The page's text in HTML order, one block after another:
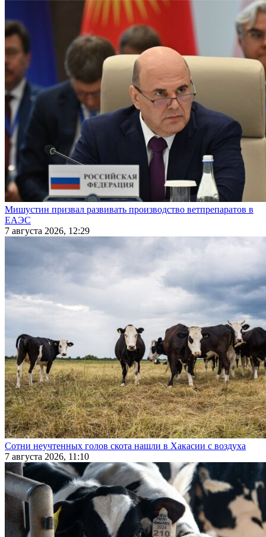
Мишустин призвал развивать производство ветпрепаратов в
ЕАЭС
7 августа 2026, 12:29
Сотни неучтенных голов скота нашли в Хакасии с воздуха
7 августа 2026, 11:10